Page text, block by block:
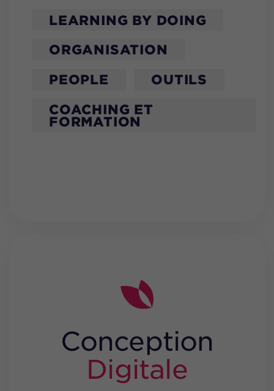
LEARNING BY DOING
ORGANISATION
PEOPLE
OUTILS
COACHING ET
FORMATION
Conception
Digitale